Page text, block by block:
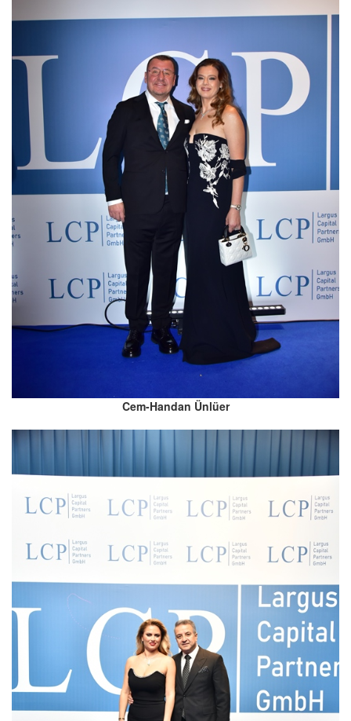
Cem-Handan Ünlüer